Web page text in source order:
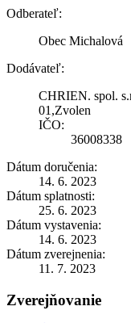
Odberateľ:
Obec Michalová
Dodávateľ:
CHRIEN. spol.
01,Zvolen
IČO:
36008338
Dátum doručenia:
14. 6. 2023
Dátum splatnosti:
25. 6. 2023
Dátum vystavenia:
14. 6. 2023
Dátum zverejnenia:
11. 7. 2023
Zverejňovanie